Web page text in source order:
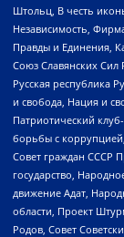
Штольц, В честь
Независимость,
Правды и Единения,
Союз Славянских Сил
Русская республика
и свобода, Нация и
Патриотический
борьбы с
Совет граждан СССР
государство,
движение Адат,
области, Проект
Родов, Совет